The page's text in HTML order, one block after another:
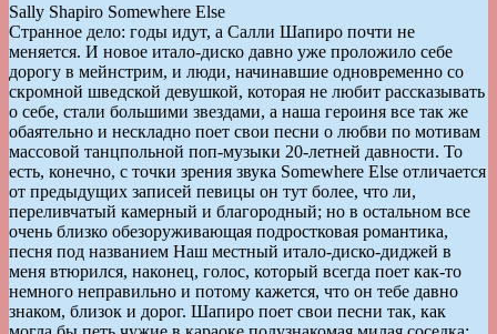
Sally Shapiro Somewhere Else
Странное дело: годы идут, а Салли Шапиро почти не
меняется. И новое итало-диско давно уже проложило себе
дорогу в мейнстрим, и люди, начинавшие одновременно со
скромной шведской девушкой, которая не любит рассказывать
о себе, стали большими звездами, а наша героиня все так же
обаятельно и нескладно поет свои песни о любви по мотивам
массовой танцпольной поп-музыки 20-летней давности. То
есть, конечно, с точки зрения звука Somewhere Else отличается
от предыдущих записей певицы он тут более, что ли,
переливчатый камерный и благородный; но в остальном все
очень близко обезоруживающая подростковая романтика,
песня под названием Наш местный итало-диско-диджей в
меня втюрился, наконец, голос, который всегда поет как-то
немного неправильно и потому кажется, что он тебе давно
знаком, близок и дорог. Шапиро поет свои песни так, как